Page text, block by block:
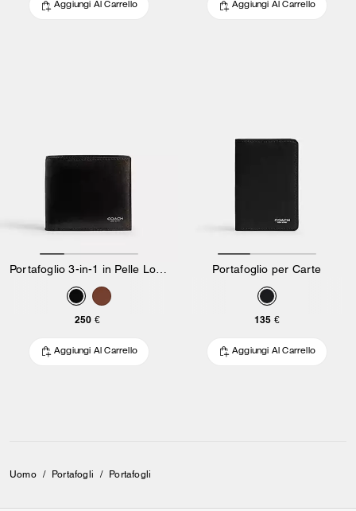
Aggiungi Al Carrello Aggiungi Al Carrello
250 €
Aggiungi Al Carrello
Portafoglio per Carte
135 €
Aggiungi Al Carrello
Uomo / Portafogli / Portafogli